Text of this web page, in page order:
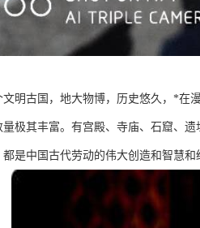
文明古国，地大物博，历史悠久，*在
量极其丰富。有宫殿、寺庙、石窟、
都是中国古代劳动的伟大创造和智慧